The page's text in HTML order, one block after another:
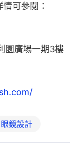
可參閱：
園廣場一期3樓
眼鏡設計